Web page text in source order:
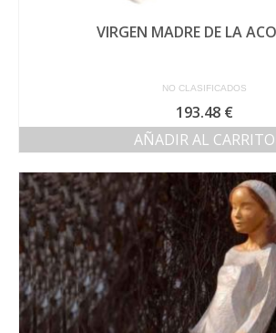
VIRGEN MADRE DE LA
NO CLASIFICADOS
193.48 €
AÑADIR AL CARRITO